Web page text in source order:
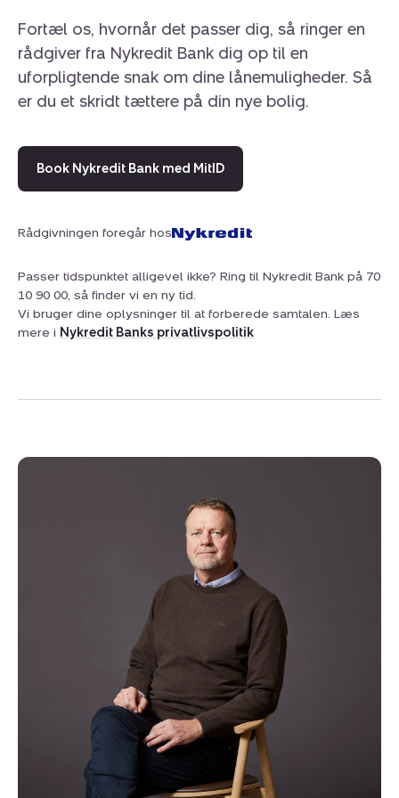
Fortæl os, hvornår det passer dig, så ringer en
rådgiver fra Nykredit Bank dig op til en
uforpligtende snak om dine lånemuligheder. Så
er du et skridt tættere på din nye bolig.
Book Nykredit Bank med MitID
Rådgivningen foregår hos
Passer tidspunktet alligevel ikke? Ring til Nykredit Bank på 70
10 90 00, så finder vi en ny tid.
Vi bruger dine oplysninger til at forberede samtalen. Læs
mere i Nykredit Banks privatlivspolitik